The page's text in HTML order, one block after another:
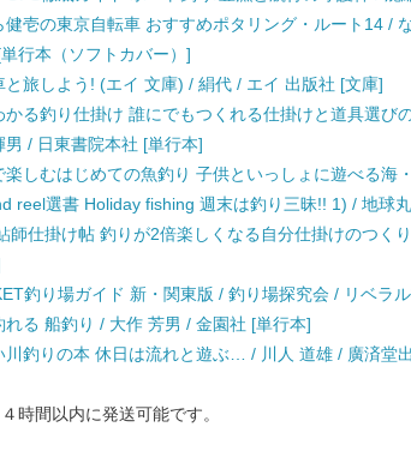
健壱の東京自転車 おすすめポタリング・ルート14 /
行本（ソフトカバー）]
と旅しよう! (エイ 文庫) / 絹代 / エイ 出版社 [文庫]
かる釣り仕掛け 誰にでもつくれる仕掛けと道具選び
男 / 日東書院本社 [単行本]
楽しむはじめての魚釣り 子供といっしょに遊べる海
reel選書 Holiday fishing 週末は釣り三昧!! 1) / 地球
師仕掛け帖 釣りが2倍楽しくなる自分仕掛けのつく
釣り場ガイド 新・関東版 / 釣り場探究会 / リベラ
れる 船釣り / 大作 芳男 / 金園社 [単行本]
川釣りの本 休日は流れと遊ぶ… / 川人 道雄 / 廣済堂
時間以内に発送可能です。